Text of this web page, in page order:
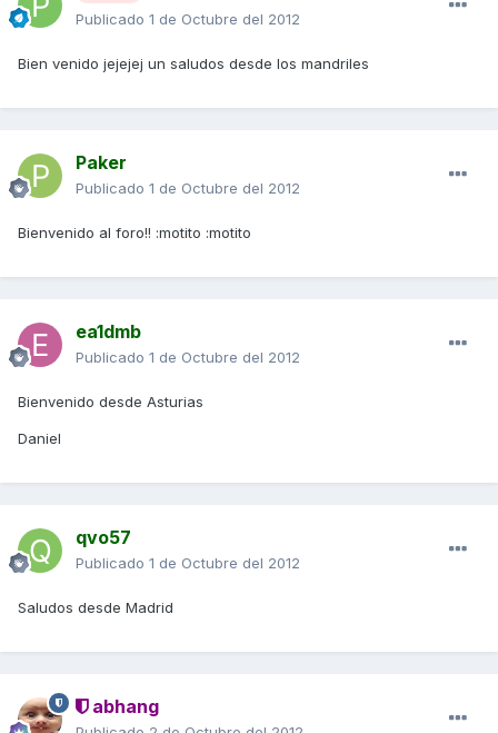
Publicado 1 de Octubre del 2012
Bien venido jejejej un saludos desde los mandriles
Paker
Publicado 1 de Octubre del 2012
Bienvenido al foro!! :motito :motito
ea1dmb
Publicado 1 de Octubre del 2012
Bienvenido desde Asturias
Daniel
qvo57
Publicado 1 de Octubre del 2012
Saludos desde Madrid
abhang